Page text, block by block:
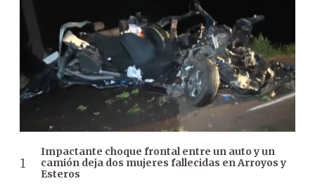
Impactante choque frontal entre un auto y un
camión deja dos mujeres fallecidas en Arroyos y
Esteros